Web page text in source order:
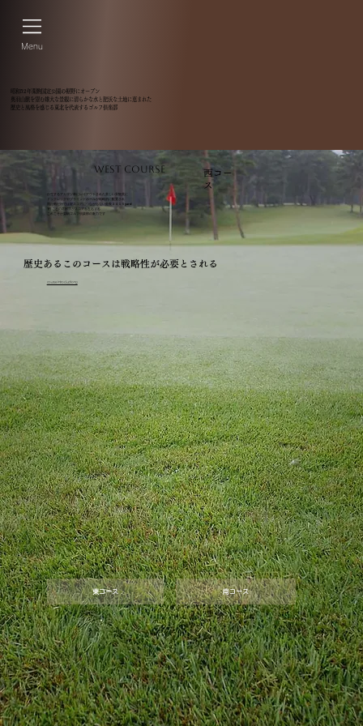
昭和52年栗駒国定公園の裾野にオープン
奥羽山脈を望む雄大な景観に清らかな水と肥沃な土地に恵まれた
歴史と風格を感じる東北を代表するゴルフ倶楽部
Menu
course introductiong
南コース
自生するアカマツ林にレイアウトされた美しい景観美に
ドックレックやブラインドホールが戦略的に配置され
飛距離だけでは好スコアにつながらない全長３４１５yard
1打ごとの選択肢がスコアを左右する
これこそが栗駒ゴルフ倶楽部の魅力です
歴史あるこのコースは戦略性が必要とされる
WEST COURSE
西コー
ス
東コース